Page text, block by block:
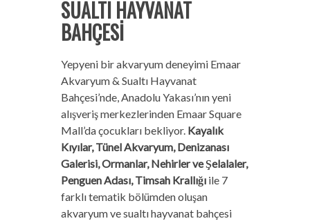
SUALTI HAYVANAT
BAHÇESİ
Yepyeni bir akvaryum deneyimi Emaar
Akvaryum & Sualtı Hayvanat
Bahçesi’nde, Anadolu Yakası’nın yeni
alışveriş merkezlerinden Emaar Square
Mall’da çocukları bekliyor. Kayalık
Kıyılar, Tünel Akvaryum, Denizanası
Galerisi, Ormanlar, Nehirler ve Şelalaler,
Penguen Adası, Timsah Krallığı ile 7
farklı tematik bölümden oluşan
akvaryum ve sualtı hayvanat bahçesi